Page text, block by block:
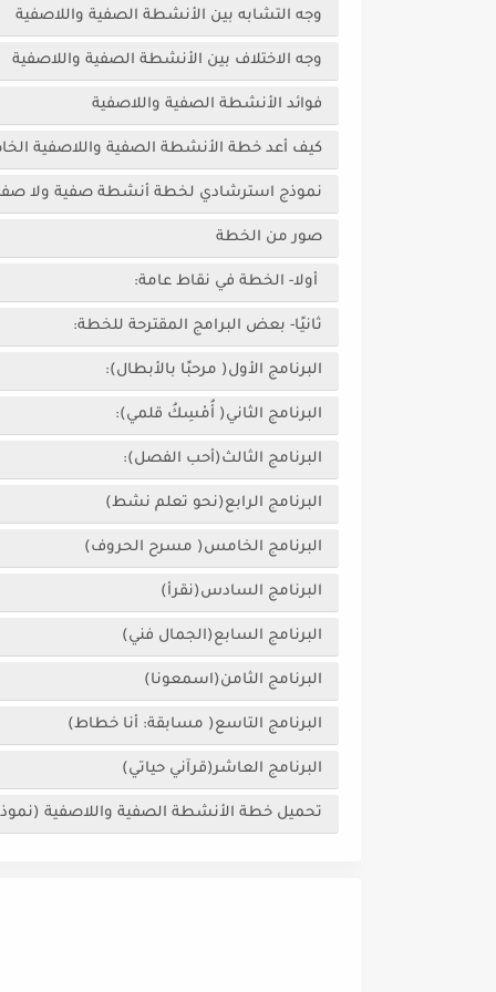
وجه التشابه بين الأنشطة الصفية واللاصفية
وجه الاختلاف بين الأنشطة الصفية واللاصفية
فوائد الأنشطة الصفية واللاصفية
كيف أعد خطة الأنشطة الصفية واللاصفية
نموذج استرشادي لخطة أنشطة صفية ولا
صور من الخطة
أولا- الخطة في نقاط عامة:
ثانيًا- بعض البرامج المقترحة للخطة:
البرنامج الأول( مرحبًا بالأبطال):
البرنامج الثاني( أُمْسِكُ قلمي):
البرنامج الثالث(أحب الفصل):
البرنامج الرابع(نحو تعلم نشط)
البرنامج الخامس( مسرح الحروف)
البرنامج السادس(نقرأ)
البرنامج السابع(الجمال فني)
البرنامج الثامن(اسمعونا)
البرنامج التاسع( مسابقة: أنا خطاط)
البرنامج العاشر(قرآني حياتي)
تحميل خطة الأنشطة الصفية واللاصفية